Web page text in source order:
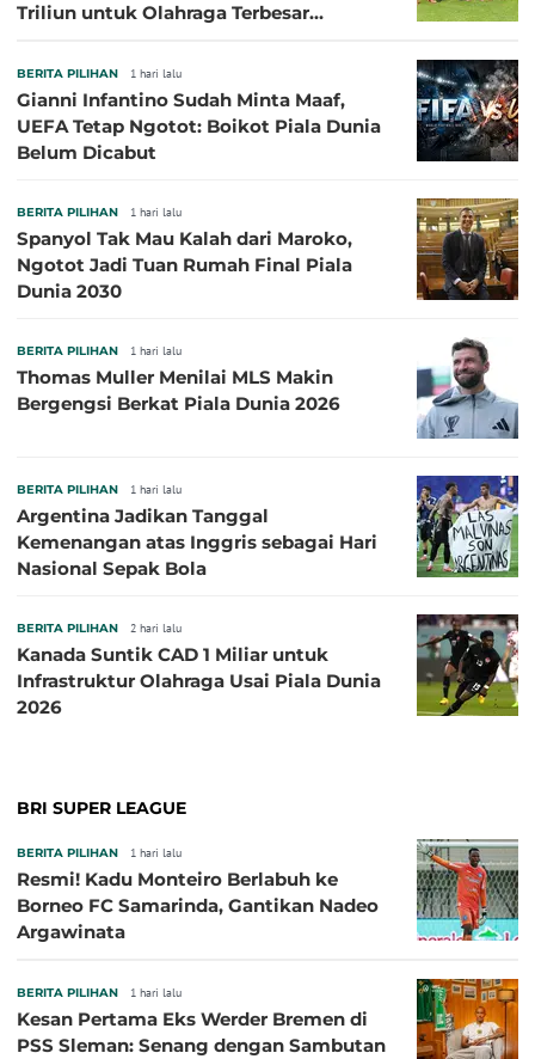
Triliun untuk Olahraga Terbesar
BERITA PILIHAN 1 hari lalu
Gianni Infantino Sudah Minta Maaf,
UEFA Tetap Ngotot: Boikot Piala Dunia
Belum Dicabut
BERITA PILIHAN 1 hari lalu
Spanyol Tak Mau Kalah dari Maroko,
Ngotot Jadi Tuan Rumah Final Piala
Dunia 2030
BERITA PILIHAN 1 hari lalu
Thomas Muller Menilai MLS Makin
Bergengsi Berkat Piala Dunia 2026
BERITA PILIHAN 1 hari lalu
Argentina Jadikan Tanggal
Kemenangan atas Inggris sebagai Hari
Nasional Sepak Bola
BERITA PILIHAN 2 hari lalu
Kanada Suntik CAD 1 Miliar untuk
Infrastruktur Olahraga Usai Piala Dunia
2026
BRI SUPER LEAGUE
BERITA PILIHAN 1 hari lalu
Resmi! Kadu Monteiro Berlabuh ke
Borneo FC Samarinda, Gantikan Nadeo
Argawinata
BERITA PILIHAN 1 hari lalu
Kesan Pertama Eks Werder Bremen di
PSS Sleman: Senang dengan Sambutan